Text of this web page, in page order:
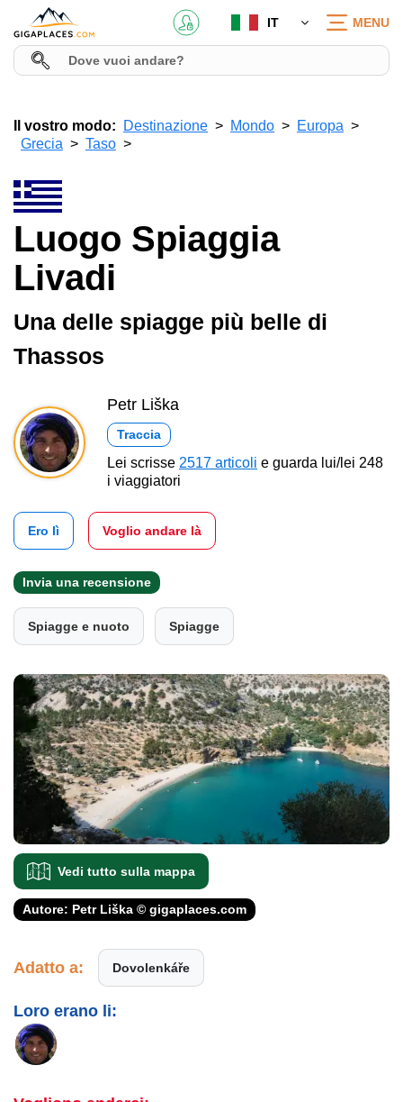
IT MENU
Il vostro modo: Destinazione Mondo
Europa
Grecia
Taso
Luogo Spiaggia
Livadi
Una delle spiagge più belle di
Thassos
Petr Liška
Traccia
Lei scrisse 2517 articoli e guarda lui/lei 248
i viaggiatori
Ero lì Voglio andare là
Invia una recensione
Spiagge e nuoto Spiagge
Vedi tutto sulla mappa
Autore: Petr Liška © gigaplaces.com
Adatto a: Dovolenkáře
Loro erano li: